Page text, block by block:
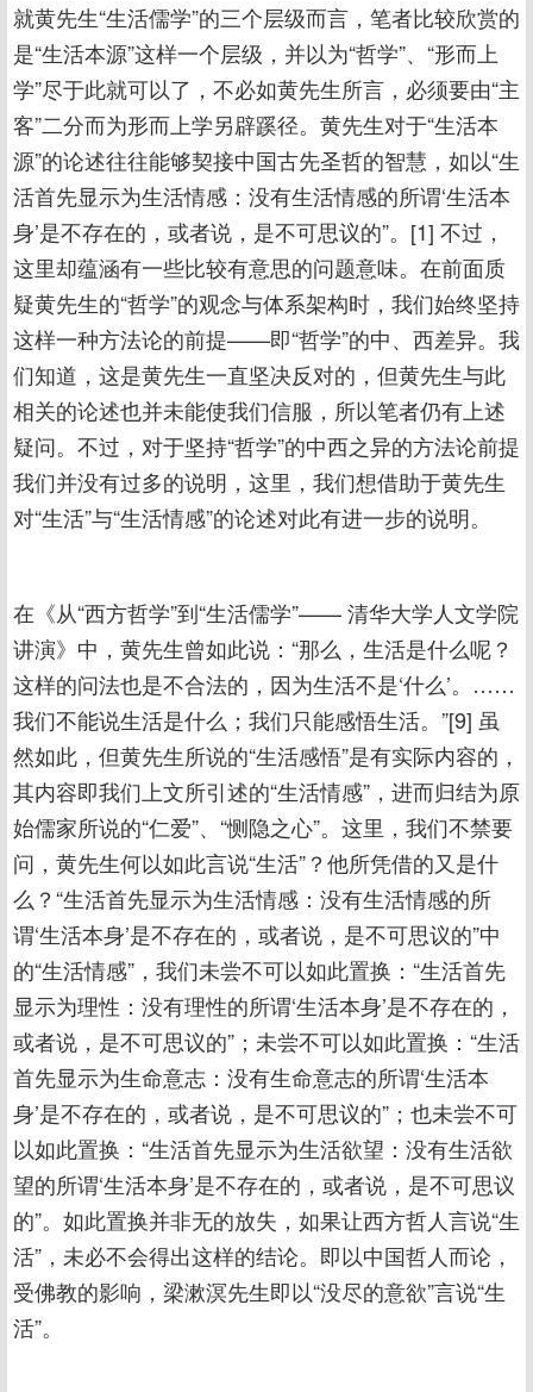
就黄先生“生活儒学”的三个层级而言，笔者比较欣赏的
是“生活本源”这样一个层级，并以为“哲学”、“形而上
学”尽于此就可以了，不必如黄先生所言，必须要由“主
客”二分而为形而上学另辟蹊径。黄先生对于“生活本
源”的论述往往能够契接中国古先圣哲的智慧，如以“生
活首先显示为生活情感：没有生活情感的所谓‘生活本
身’是不存在的，或者说，是不可思议的”。[1] 不过，
这里却蕴涵有一些比较有意思的问题意味。在前面质
疑黄先生的“哲学”的观念与体系架构时，我们始终坚持
这样一种方法论的前提——即“哲学”的中、西差异。我
们知道，这是黄先生一直坚决反对的，但黄先生与此
相关的论述也并未能使我们信服，所以笔者仍有上述
疑问。不过，对于坚持“哲学”的中西之异的方法论前提
我们并没有过多的说明，这里，我们想借助于黄先生
对“生活”与“生活情感”的论述对此有进一步的说明。
在《从“西方哲学”到“生活儒学”—— 清华大学人文学院
讲演》中，黄先生曾如此说：“那么，生活是什么呢？
这样的问法也是不合法的，因为生活不是‘什么’。……
我们不能说生活是什么；我们只能感悟生活。”[9] 虽
然如此，但黄先生所说的“生活感悟”是有实际内容的，
其内容即我们上文所引述的“生活情感”，进而归结为原
始儒家所说的“仁爱”、“恻隐之心”。这里，我们不禁要
问，黄先生何以如此言说“生活”？他所凭借的又是什
么？“生活首先显示为生活情感：没有生活情感的所
谓‘生活本身’是不存在的，或者说，是不可思议的”中
的“生活情感”，我们未尝不可以如此置换：“生活首先
显示为理性：没有理性的所谓‘生活本身’是不存在的，
或者说，是不可思议的”；未尝不可以如此置换：“生活
首先显示为生命意志：没有生命意志的所谓‘生活本
身’是不存在的，或者说，是不可思议的”；也未尝不可
以如此置换：“生活首先显示为生活欲望：没有生活欲
望的所谓‘生活本身’是不存在的，或者说，是不可思议
的”。如此置换并非无的放失，如果让西方哲人言说“生
活”，未必不会得出这样的结论。即以中国哲人而论，
受佛教的影响，梁漱溟先生即以“没尽的意欲”言说“生
活”。